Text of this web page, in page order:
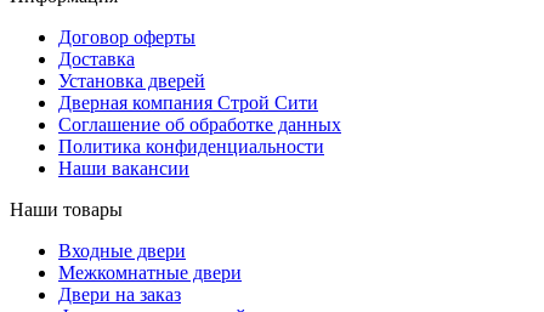
Договор оферты
Доставка
Установка дверей
Дверная компания Строй Сити
Соглашение об обработке данных
Политика конфиденциальности
Наши вакансии
Наши товары
Входные двери
Межкомнатные двери
Двери на заказ